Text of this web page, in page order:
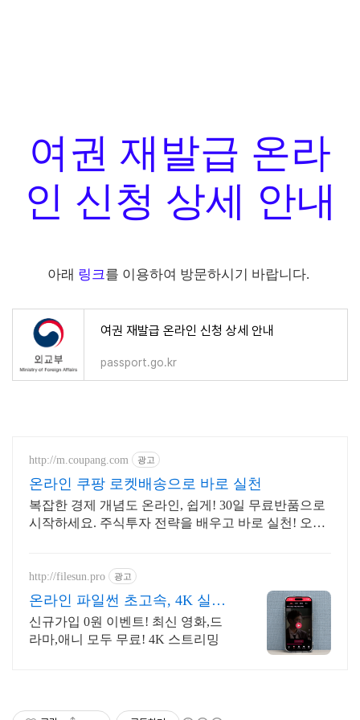
여권 재발급 온라
인 신청 상세 안내
아래 링크를 이용하여 방문하시기 바랍니다.
여권 재발급 온라인 신청 상세 안내
passport.go.kr
http://m.coupang.com 광고
온라인 쿠팡 로켓배송으로 바로 실천
복잡한 경제 개념도 온라인, 쉽게! 30일 무료반품으로
시작하세요. 주식투자 전략을 배우고 바로 실천! 오늘
http://filesun.pro 광고
온라인 파일썬 초고속, 4K 실시
간 보기!
신규가입 0원 이벤트! 최신 영화,드
라마,애니 모두 무료! 4K 스트리밍